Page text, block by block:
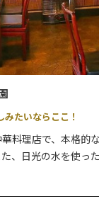
たいならここ！
料理店で、本格的
、日光の水を使っ